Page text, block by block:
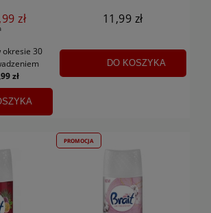
zł
okresie 30
zł
11,99 zł
DO KOSZYKA
PROMOCJA